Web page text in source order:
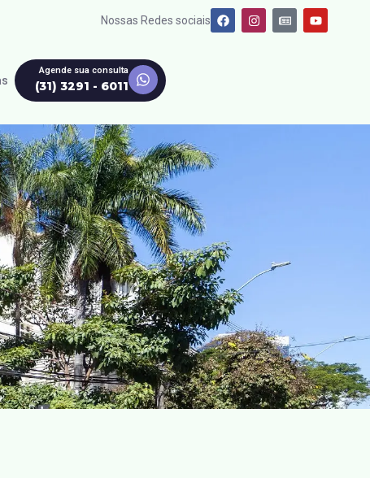
Nossas Redes sociais
Agende sua consulta
(31) 3291 - 6011